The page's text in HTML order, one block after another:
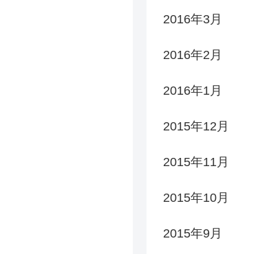
2016年3月
2016年2月
2016年1月
2015年12月
2015年11月
2015年10月
2015年9月